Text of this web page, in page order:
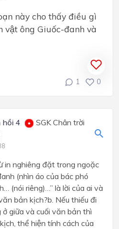
này cho thấy điều gì
vật ông Giuốc-đanh và
1 0
hồi 4
SGK Chân trời
in nghiêng đặt trong ngoặc
(nhìn áo của bác phó
(nói riêng)…” là lời của ai và
bản kịch?b. Nếu thiếu đi
giữa và cuối văn bản thì
thể hiện tính cách của